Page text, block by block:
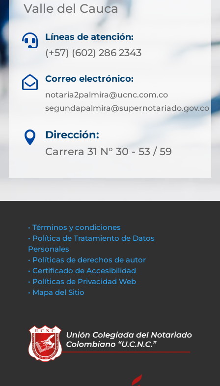
Valle del Cauca
 Líneas de atención:
(+57) (602) 286 2343
 Correo electrónico:
notaria2palmira@ucnc.com.co
segundapalmira@supernotariado.gov.co

Dirección:
Carrera 31 N° 30 - 53 / 59
• Términos y condiciones
• Política de Tratamiento de Datos
Personales
• Políticas de derechos de autor
• Certificado de Accesibilidad
• Políticas de Privacidad Web
• Mapa del Sitio